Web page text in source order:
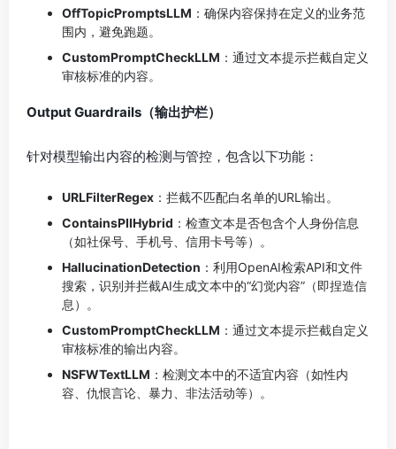
OffTopicPromptsLLM ：确保内容保持在定义的业务范
围内，避免跑题。
CustomPromptCheckLLM ：通过文本提示拦截自定义
审核标准的内容。
Output Guardrails（输出护栏）
针对模型输出内容的检测与管控，包含以下功能：
URLFilterRegex ：拦截不匹配白名单的URL输出。
ContainsPIIHybrid ：检查文本是否包含个人身份信息
（如社保号、手机号、信用卡号等）。
HallucinationDetection ：利用OpenAI检索API和文件
搜索，识别并拦截AI生成文本中的“幻觉内容”（即捏造信
息）。
CustomPromptCheckLLM ：通过文本提示拦截自定义
审核标准的输出内容。
NSFWTextLLM ：检测文本中的不适宜内容（如性内
容、仇恨言论、暴力、非法活动等）。